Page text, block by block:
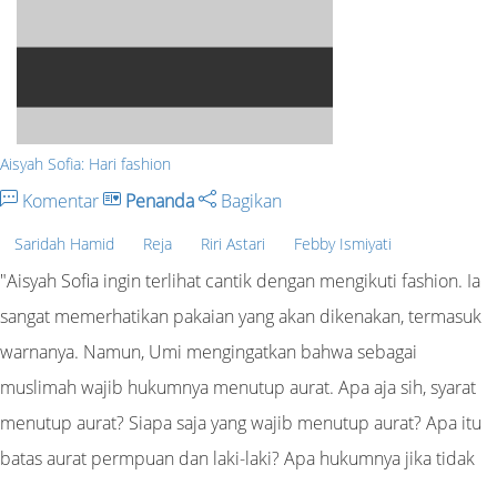
Aisyah Sofia: Hari fashion
Komentar Penanda Bagikan
Saridah Hamid Reja Riri Astari Febby Ismiyati
"Aisyah Sofia ingin terlihat cantik dengan mengikuti fashion. Ia
sangat memerhatikan pakaian yang akan dikenakan, termasuk
warnanya. Namun, Umi mengingatkan bahwa sebagai
muslimah wajib hukumnya menutup aurat. Apa aja sih, syarat
menutup aurat? Siapa saja yang wajib menutup aurat? Apa itu
batas aurat permpuan dan laki-laki? Apa hukumnya jika tidak